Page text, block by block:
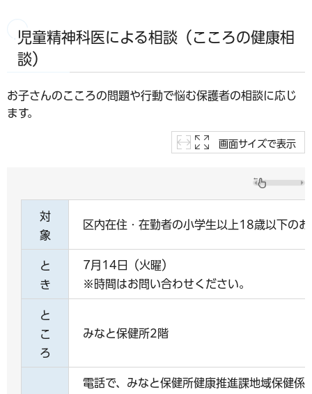
児童精神科医による相談（こころの健康相
談）
お子さんのこころの問題や行動で悩む保護者の相談に応じ
ます。
画面サイズで表示
対
象
区内在住・在勤者の小学生以上18歳以下の
と
き
7月14日（火曜）
※時間はお問い合わせください。
と
こ
ろ
みなと保健所2階
電話で、みなと保健所健康推進課地域保健係